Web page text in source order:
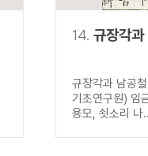
14. 규장각과
규장각과 남공
기초연구원) 임
용모, 쇳소리 나